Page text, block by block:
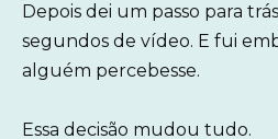
Depois dei um passo para
segundos de vídeo. E fui
alguém percebesse.
Essa decisão mudou tudo.